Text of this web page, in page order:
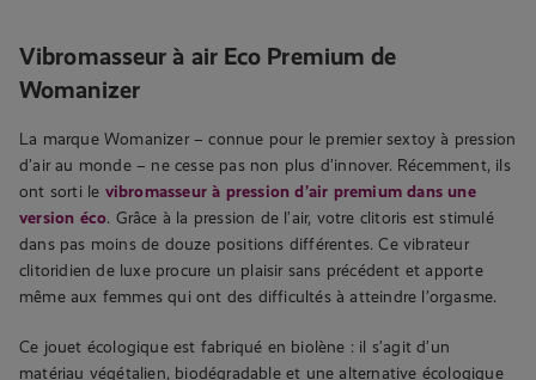
Vibromasseur à air Eco Premium de
Womanizer
La marque Womanizer – connue pour le premier sextoy à pression
d’air au monde – ne cesse pas non plus d’innover. Récemment, ils
ont sorti le vibromasseur à pression d’air premium dans une
version éco. Grâce à la pression de l’air, votre clitoris est stimulé
dans pas moins de douze positions différentes. Ce vibrateur
clitoridien de luxe procure un plaisir sans précédent et apporte
même aux femmes qui ont des difficultés à atteindre l’orgasme.
Ce jouet écologique est fabriqué en biolène : il s’agit d’un
matériau végétalien, biodégradable et une alternative écologique